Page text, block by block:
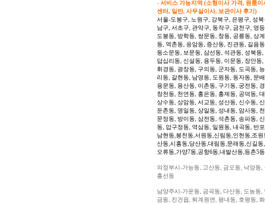
- 서비스 가능지역 (소형이사 가격, 원룸
센터, 일반, 사무실이사, 보관이사 후기)
서울-도봉구, 노원구, 강북구, 은평구, 성
남구, 서초구, 관악구, 동작구, 금천구, 영
도봉동, 방학동, 쌍문동, 창동, 공릉동, 상
동, 역촌동, 응암동, 증산동, 진관동, 길음
동소문동, 보문동, 삼선동, 석관동, 성북
답십리동, 신설동, 용두동, 이문동, 장안동
휘경동, 광장동, 구의동, 군자동, 도곡동,
리동, 갈현동, 남영동, 도원동, 동자동, 문
용문동, 용산동, 이촌동, 구기동, 궁전동,
창천동, 천연동, 홍은동, 홍제동, 공덕동,
상수동, 상암동, 서교동, 성산동, 신수동,
둔촌동, 명일동, 상일동, 성내동, 암사동,
문정동, 방이동, 삼전동, 석촌동, 송파동,
동, 압구정동, 역삼동, 일원동, 내곡동, 반
남현동,봉천동,서원동,신림동,인헌동,조
산동,시흥동,당산동,대림동,문래동,신길
오류동,가양7동,공항6동,내발산동,등촌5
의정부시-가능동, 고산동, 금오동, 낙양동
흥선동
남양주시-가운동, 금곡동, 다산동, 도농동
금동, 진건읍, 퇴계원면, 평내동, 호평동,